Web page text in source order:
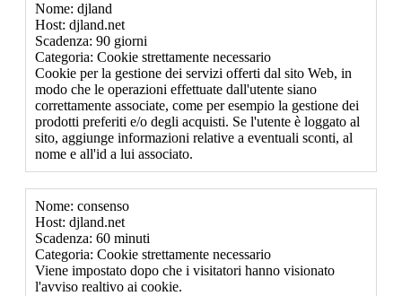
Nome: djland
Host: djland.net
Scadenza: 90 giorni
Categoria: Cookie strettamente necessario
Cookie per la gestione dei servizi offerti dal sito Web, in
modo che le operazioni effettuate dall'utente siano
correttamente associate, come per esempio la gestione dei
prodotti preferiti e/o degli acquisti. Se l'utente è loggato al
sito, aggiunge informazioni relative a eventuali sconti, al
nome e all'id a lui associato.
Nome: consenso
Host: djland.net
Scadenza: 60 minuti
Categoria: Cookie strettamente necessario
Viene impostato dopo che i visitatori hanno visionato
l'avviso realtivo ai cookie.